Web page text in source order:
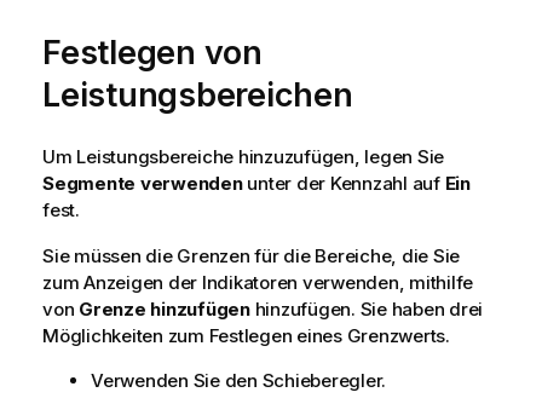
Festlegen von
Leistungsbereichen
Um Leistungsbereiche hinzuzufügen, legen Sie
Segmente verwendenunter der Kennzahl auf Ein
fest.
Sie müssen die Grenzen für die Bereiche, die Sie
zum Anzeigen der Indikatoren verwenden, mithilfe
von Grenze hinzufügenhinzufügen. Sie haben drei
Möglichkeiten zum Festlegen eines Grenzwerts.
Verwenden Sie den Schieberegler.